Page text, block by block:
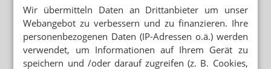
Wir übermitteln Daten an Drittanbieter um unser
Webangebot zu verbessern und zu finanzieren. Ihre
personenbezogenen Daten (IP-Adressen o.ä.) werden
verwendet, um Informationen auf Ihrem Gerät zu
speichern und /oder darauf zugreifen (z. B. Cookies,
BUNDESPRESSEKONFERENZ
Jetzt live: Spahn und Wieler zur Corona-Lage